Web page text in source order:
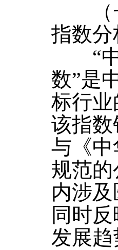
（一
指数分
“中
数”是
标行
该指
与《
规范
内涉
同时
发展趋